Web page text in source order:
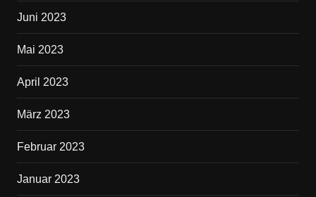
Juni 2023
Mai 2023
April 2023
März 2023
Februar 2023
Januar 2023